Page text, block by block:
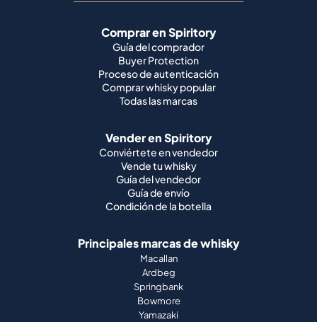
Comprar en Spiritory
Guía del comprador
Buyer Protection
Proceso de autenticación
Comprar whisky popular
Todas las marcas
Vender en Spiritory
Conviértete en vendedor
Vende tu whisky
Guía del vendedor
Guía de envío
Condición de la botella
Principales marcas de whisky
Macallan
Ardbeg
Springbank
Bowmore
Yamazaki